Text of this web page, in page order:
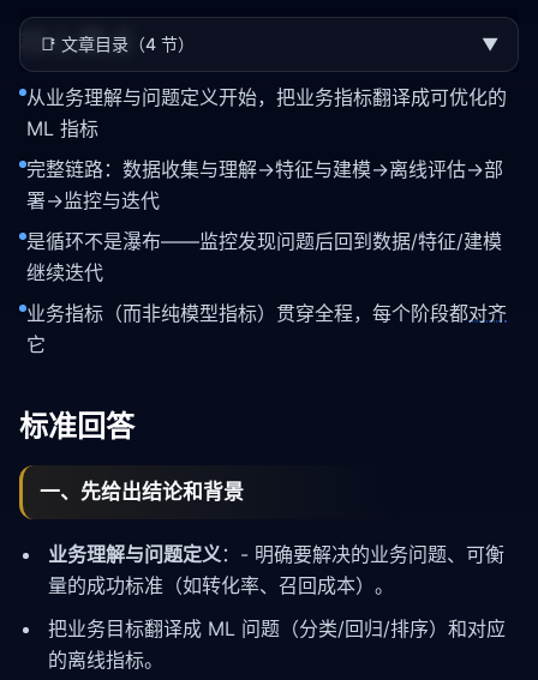
📑 文章目录（4 节） ▼
核心要点
从业务理解与问题定义开始，把业务指标翻译成可优化的
ML 指标
完整链路：数据收集与理解→特征与建模→离线评估→部
署→监控与迭代
是循环不是瀑布——监控发现问题后回到数据/特征/建模
继续迭代
业务指标（而非纯模型指标）贯穿全程，每个阶段都对齐
它
标准回答
一、先给出结论和背景
业务理解与问题定义 ：- 明确要解决的业务问题、可衡
量的成功标准（如转化率、召回成本）。
把业务目标翻译成 ML 问题（分类/回归/排序）和对应
的离线指标。